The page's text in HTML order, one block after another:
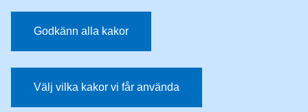
Godkänn alla kakor
Välj vilka kakor vi får använda